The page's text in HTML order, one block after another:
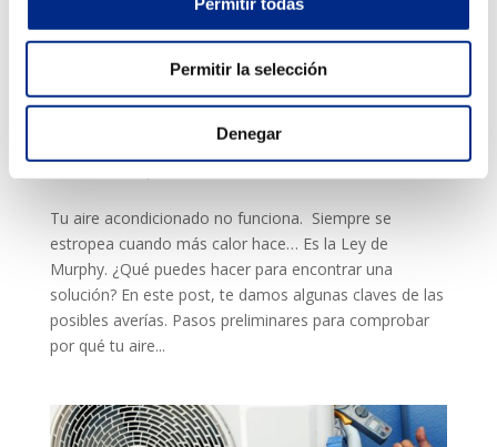
Permitir la selección
Denegar
¿Qué hacer cuando tu aire acondicionado no
Tu aire acondicionado no funciona. Siempre se
estropea cuando más calor hace… Es la Ley de
Murphy. ¿Qué puedes hacer para encontrar una
solución? En este post, te damos algunas claves de las
posibles averías. Pasos preliminares para comprobar
por qué tu aire...